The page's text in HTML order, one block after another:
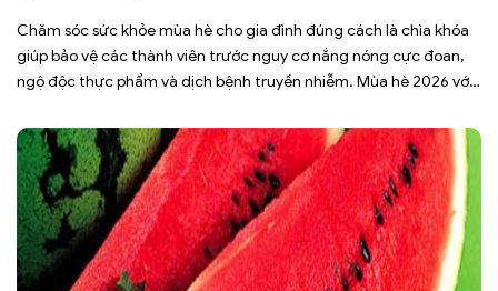
Chăm sóc sức khỏe mùa hè cho gia đình đúng cách là chìa khóa
giúp bảo vệ các thành viên trước nguy cơ nắng nóng cực đoan,
ngộ độc thực phẩm và dịch bệnh truyền nhiễm. Mùa hè 2026 với
sức […]